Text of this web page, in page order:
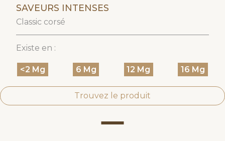
SAVEURS INTENSES
Classic corsé
Existe en :
<2 Mg 6 Mg 12 Mg 16 Mg
Trouvez le produit